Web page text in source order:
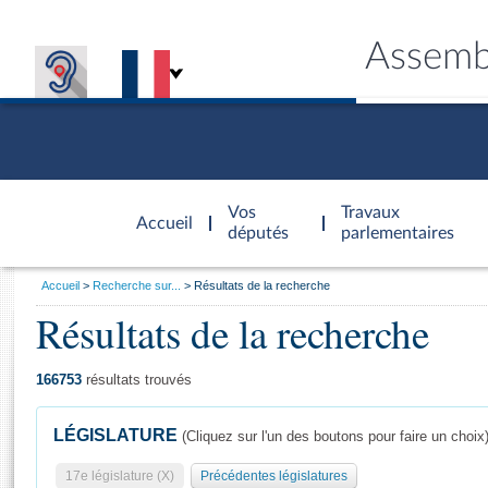
Accueil
d'accueil
Vos
députés
Travaux
parlementaires
Général
Vous
Accueil Recherche sur... Résultats de la recherche
Résultats de la recherche
166753 résultats trouvés
LÉGISLATURE (Cliquez sur l'un des boutons pour faire un choix)
17e législature (X) Précédentes législatures